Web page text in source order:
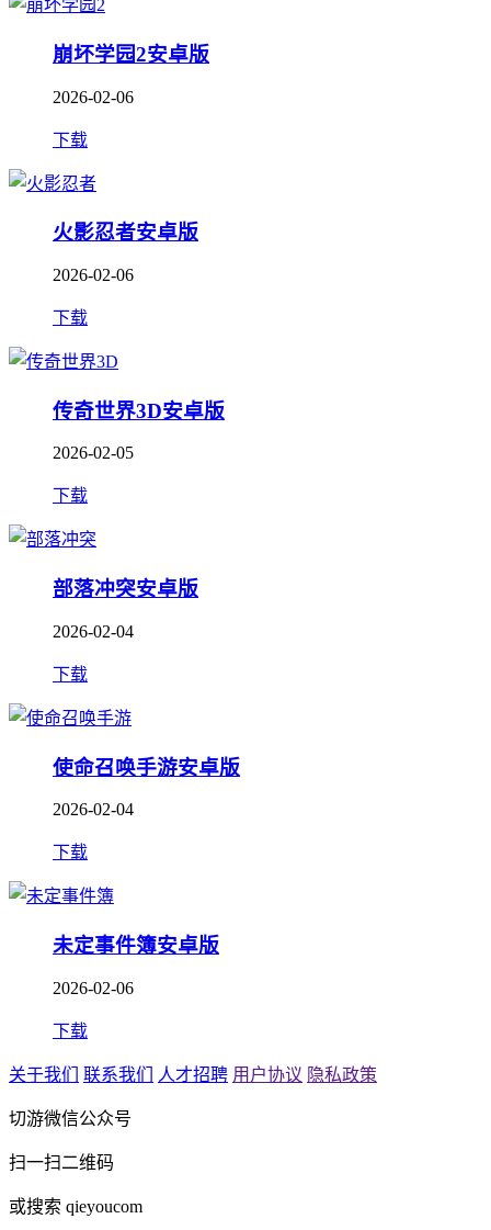
崩坏学园2安卓版
2026-02-06
下载
火影忍者安卓版
2026-02-06
下载
传奇世界3D安卓版
2026-02-05
下载
部落冲突安卓版
2026-02-04
下载
使命召唤手游安卓版
2026-02-04
下载
未定事件簿安卓版
2026-02-06
下载
关于我们 联系我们 人才招聘 用户协议 隐私政策
切游微信公众号
扫一扫二维码
或搜索 qieyoucom